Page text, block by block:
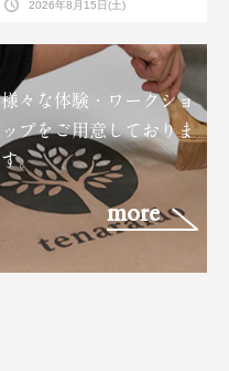
2026年8月15日(土)
様々な体験・ワークショ
ップをご用意しておりま
す。
more